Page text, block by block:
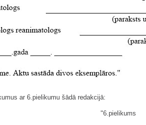
ar 6.pielikumu šādā redakcijā:
"6.pielikums